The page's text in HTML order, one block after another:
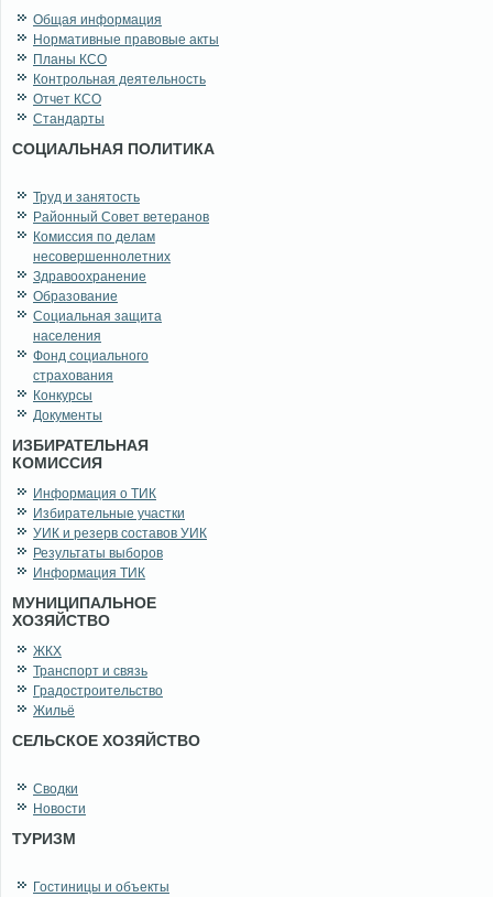
Общая информация
Нормативные правовые акты
Планы КСО
Контрольная деятельность
Отчет КСО
Стандарты
СОЦИАЛЬНАЯ ПОЛИТИКА
Труд и занятость
Районный Совет ветеранов
Комиссия по делам
несовершеннолетних
Здравоохранение
Образование
Социальная защита
населения
Фонд социального
страхования
Конкурсы
Документы
ИЗБИРАТЕЛЬНАЯ
КОМИССИЯ
Информация о ТИК
Избирательные участки
УИК и резерв составов УИК
Результаты выборов
Информация ТИК
МУНИЦИПАЛЬНОЕ
ХОЗЯЙСТВО
ЖКХ
Транспорт и связь
Градостроительство
Жильё
СЕЛЬСКОЕ ХОЗЯЙСТВО
Сводки
Новости
ТУРИЗМ
Гостиницы и объекты